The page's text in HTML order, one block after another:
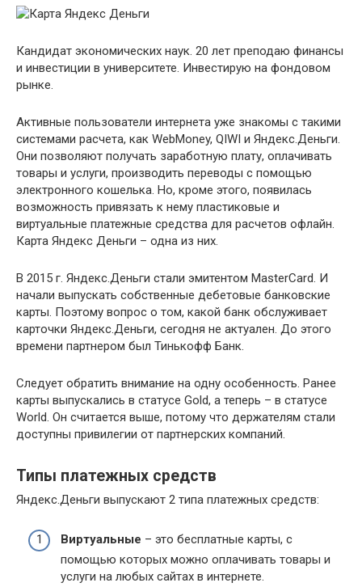
Кандидат экономических наук. 20 лет преподаю финансы
и инвестиции в университете. Инвестирую на фондовом
рынке.
Активные пользователи интернета уже знакомы с такими
системами расчета, как WebMoney, QIWI и Яндекс.Деньги.
Они позволяют получать заработную плату, оплачивать
товары и услуги, производить переводы с помощью
электронного кошелька. Но, кроме этого, появилась
возможность привязать к нему пластиковые и
виртуальные платежные средства для расчетов офлайн.
Карта Яндекс Деньги – одна из них.
В 2015 г. Яндекс.Деньги стали эмитентом MasterCard. И
начали выпускать собственные дебетовые банковские
карты. Поэтому вопрос о том, какой банк обслуживает
карточки Яндекс.Деньги, сегодня не актуален. До этого
времени партнером был Тинькофф Банк.
Следует обратить внимание на одну особенность. Ранее
карты выпускались в статусе Gold, а теперь – в статусе
World. Он считается выше, потому что держателям стали
доступны привилегии от партнерских компаний.
Типы платежных средств
Яндекс.Деньги выпускают 2 типа платежных средств:
Виртуальные – это бесплатные карты, с
помощью которых можно оплачивать товары и
услуги на любых сайтах в интернете.